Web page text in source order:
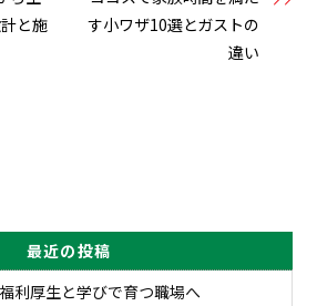
と施
す小ワザ10選とガストの
違い
最近の投稿
利厚生と学びで育つ職場へ